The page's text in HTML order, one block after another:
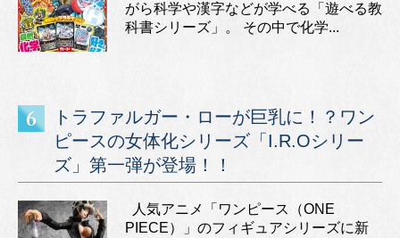
がら科学や漢字などが学べる「遊べる教
科書シリーズ」。 その中で化学...
トラファルガー・ローが巨乳に！？ワン
ピースの女体化シリーズ「I.R.Oシリー
ズ」第一弾が登場！！
人気アニメ「ワンピース（ONE
PIECE）」のフィギュアシリーズに新